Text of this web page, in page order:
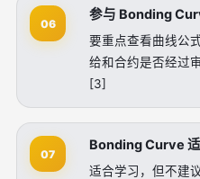
06
参与 Bonding
要重点查看曲线公
给和合约是否经过
[3]
07
Bonding Curve 适
适合学习，但不建